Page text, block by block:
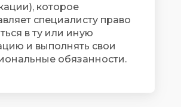
которое
специалисту право
в ту или иную
и выполнять свои
обязанности.